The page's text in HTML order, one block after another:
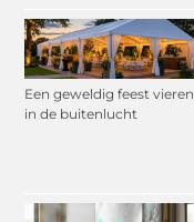
Een geweldig feest vieren
in de buitenlucht